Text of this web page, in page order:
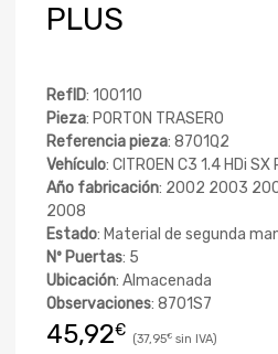
PLUS
RefID: 100110
Pieza: PORTON TRASERO
Referencia pieza: 8701Q2
Vehículo: CITROEN C3 1.4 HDi
Año fabricación: 2002 2003
2008
Estado: Material de segunda
Nº Puertas: 5
Ubicación: Almacenada
Observaciones: 8701S7
45,92€ 37,95€